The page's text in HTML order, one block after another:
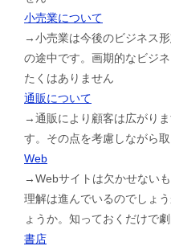
小売業について
→小売業は今後のビジネス
の途中です。画期的なビジ
たくはありません
通販について
→通販により顧客は広がり
す。その点を考慮しながら
Web
→Webサイトは欠かせない
理解は進んでいるのでしょ
ょうか。知っておくだけで
書店